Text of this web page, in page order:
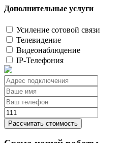
Дополнительные услуги
Усиление сотовой связи
Телевидение
Видеонаблюдение
IP-Телефония
Рассчитать стоимость